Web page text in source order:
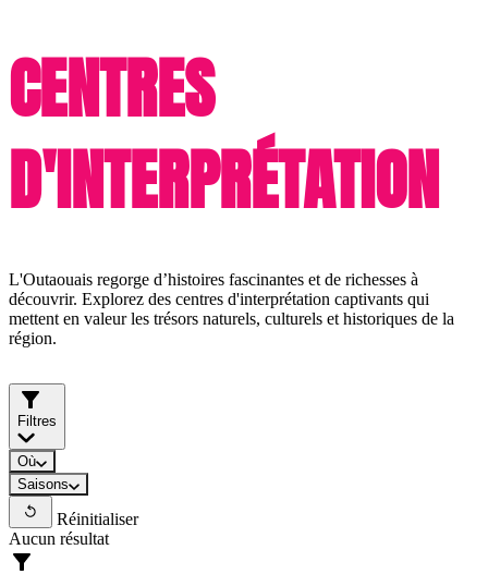
CENTRES
D'INTERPRÉTATION
L'Outaouais regorge d’histoires fascinantes et de richesses à
découvrir. Explorez des centres d'interprétation captivants qui
mettent en valeur les trésors naturels, culturels et historiques de la
région.
Filtres
Où
Saisons
Réinitialiser
Aucun résultat